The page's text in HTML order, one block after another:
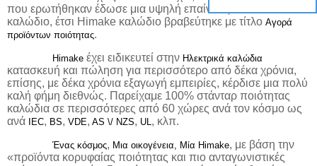
που ερωτήθηκαν έδωσε μια υψηλή επαίνους Himake
καλώδιο, έτσι Himake καλώδιο βραβεύτηκε με τίτλο Αγορά
προϊόντων ποιότητας.
Himake έχει ειδικευτεί στην Ηλεκτρικά καλώδια
κατασκευή και πώληση για περισσότερο από δέκα χρόνια,
επίσης, με δέκα χρόνια εξαγωγή εμπειρίες, κέρδισε μια πολύ
καλή φήμη διεθνώς. Παρείχαμε 100% στάνταρ ποιότητας
καλώδια σε περισσότερες από 60 χώρες ανά τον κόσμο ως
ανά IEC, BS, VDE, AS \/ NZS, UL , κλπ.
Ένας κόσμος, Μια οικογένεια, Μία Himake, με βάση την
«προϊόντα κορυφαίας ποιότητας και πιο ανταγωνιστικές